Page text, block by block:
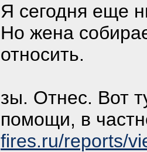
Я сегодня еще
Но жена
относить.
зы. Отнес. Вот
помощи, в
fires.ru/reports/